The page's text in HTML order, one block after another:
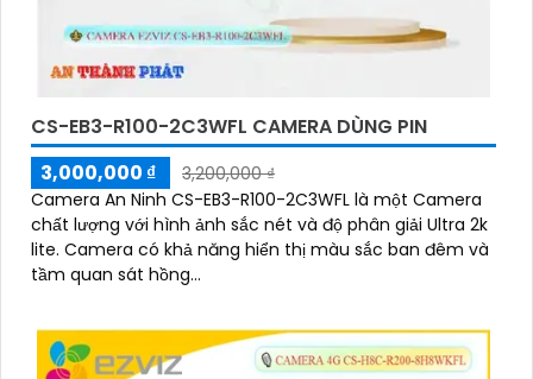
CS-EB3-R100-2C3WFL CAMERA DÙNG PIN
3,000,000 ₫
3,200,000 ₫
Camera An Ninh CS-EB3-R100-2C3WFL là một Camera
chất lượng với hình ảnh sắc nét và độ phân giải Ultra 2k
lite. Camera có khả năng hiển thị màu sắc ban đêm và
tầm quan sát hồng...